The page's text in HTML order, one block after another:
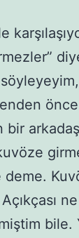
bir
deme.
bile.